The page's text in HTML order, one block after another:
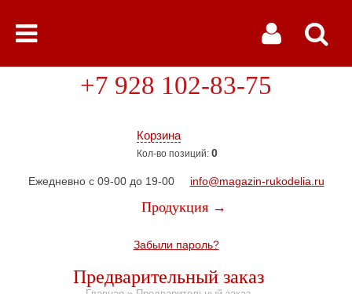
Корзина
Кол-во позиций: 0
+7 928 102-83-75
Ежедневно с 09-00 до 19-00 info@magazin-rukodelia.ru
Продукция →
Забыли пароль?
Предварительный заказ